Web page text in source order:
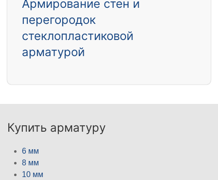
Армирование стен и
перегородок
стеклопластиковой
арматурой
Купить арматуру
6 мм
8 мм
10 мм